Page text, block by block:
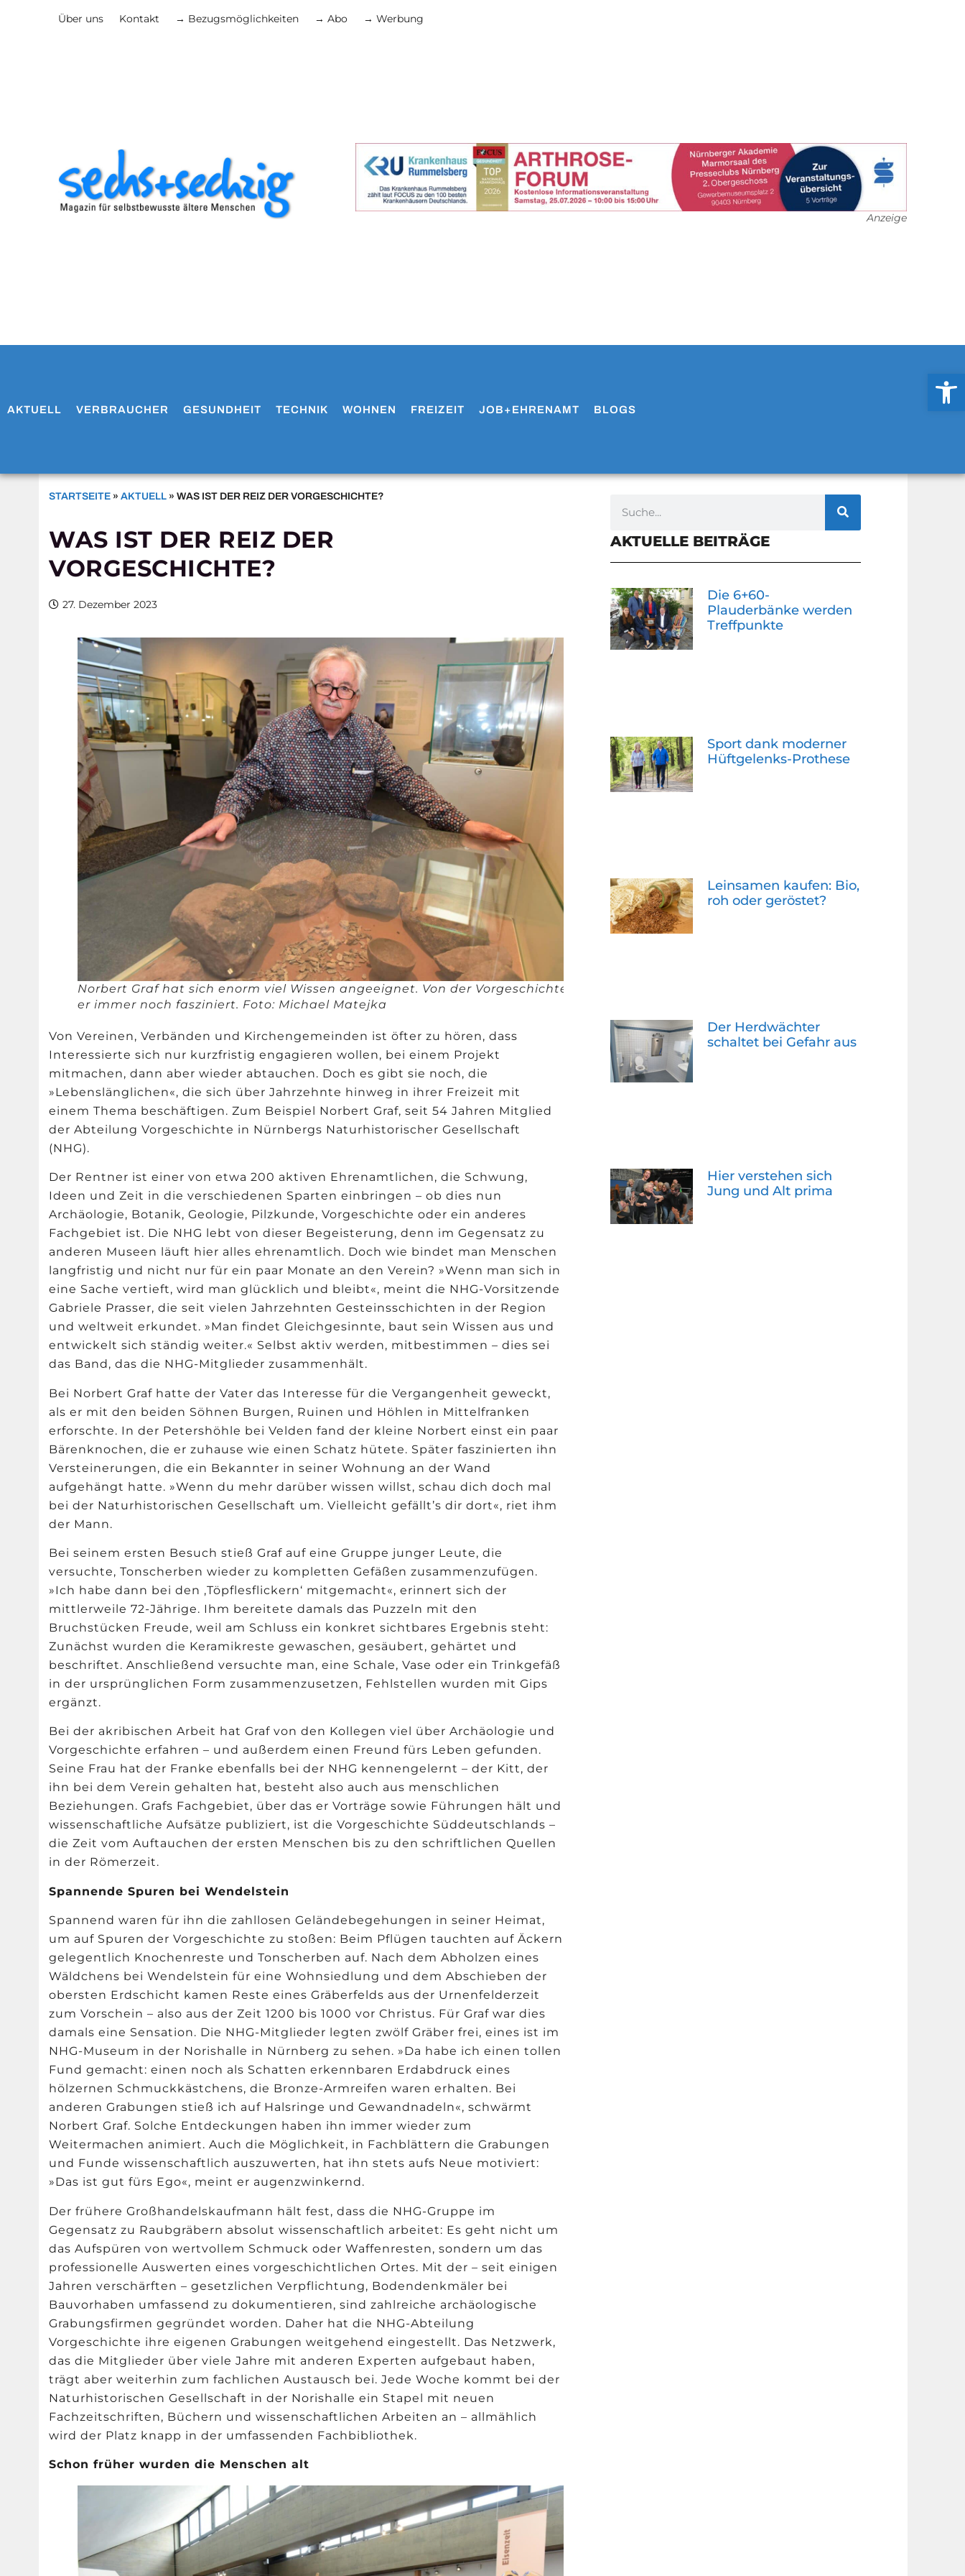
Über uns Kontakt → Bezugsmöglichkeiten → Abo → Werbung
Anzeige
AKTUELL VERBRAUCHER GESUNDHEIT TECHNIK WOHNEN FREIZEIT JOB+EHRENAMT BLOGS
STARTSEITE »AKTUELL »WAS IST DER REIZ DER VORGESCHICHTE?
WAS IST DER REIZ DER
VORGESCHICHTE?
27. Dezember 2023
Norbert Graf hat sich enorm viel Wissen angeeignet. Von der Vorgeschichte ist
er immer noch fasziniert. Foto: Michael Matejka
Von Vereinen, Verbänden und Kirchengemeinden ist öfter zu hören, dass
Interessierte sich nur kurzfristig engagieren wollen, bei einem Projekt
mitmachen, dann aber wieder abtauchen. Doch es gibt sie noch, die
»Lebenslänglichen«, die sich über Jahrzehnte hinweg in ihrer Freizeit mit
einem Thema beschäftigen. Zum Beispiel Norbert Graf, seit 54 Jahren Mitglied
der Abteilung Vorgeschichte in Nürnbergs Naturhistorischer Gesellschaft
(NHG).
Der Rentner ist einer von etwa 200 aktiven Ehrenamtlichen, die Schwung,
Ideen und Zeit in die verschiedenen Sparten einbringen – ob dies nun
Archäologie, Botanik, Geologie, Pilzkunde, Vorgeschichte oder ein anderes
Fachgebiet ist. Die NHG lebt von dieser Begeisterung, denn im Gegensatz zu
anderen Museen läuft hier alles ehrenamtlich. Doch wie bindet man Menschen
langfristig und nicht nur für ein paar Monate an den Verein? »Wenn man sich in
eine Sache vertieft, wird man glücklich und bleibt«, meint die NHG-Vorsitzende
Gabriele Prasser, die seit vielen Jahrzehnten Gesteinsschichten in der Region
und weltweit erkundet. »Man findet Gleichgesinnte, baut sein Wissen aus und
entwickelt sich ständig weiter.« Selbst aktiv werden, mitbestimmen – dies sei
das Band, das die NHG-Mitglieder zusammenhält.
Bei Norbert Graf hatte der Vater das Interesse für die Vergangenheit geweckt,
als er mit den beiden Söhnen Burgen, Ruinen und Höhlen in Mittelfranken
erforschte. In der Petershöhle bei Velden fand der kleine Norbert einst ein paar
Bärenknochen, die er zuhause wie einen Schatz hütete. Später faszinierten ihn
Versteinerungen, die ein Bekannter in seiner Wohnung an der Wand
aufgehängt hatte. »Wenn du mehr darüber wissen willst, schau dich doch mal
bei der Naturhistorischen Gesellschaft um. Vielleicht gefällt’s dir dort«, riet ihm
der Mann.
Bei seinem ersten Besuch stieß Graf auf eine Gruppe junger Leute, die
versuchte, Tonscherben wieder zu kompletten Gefäßen zusammenzufügen.
»Ich habe dann bei den ,Töpflesflickern‘ mitgemacht«, erinnert sich der
mittlerweile 72-Jährige. Ihm bereitete damals das Puzzeln mit den
Bruchstücken Freude, weil am Schluss ein konkret sichtbares Ergebnis steht:
Zunächst wurden die Keramikreste gewaschen, gesäubert, gehärtet und
beschriftet. Anschließend versuchte man, eine Schale, Vase oder ein Trinkgefäß
in der ursprünglichen Form zusammenzusetzen, Fehlstellen wurden mit Gips
ergänzt.
Bei der akribischen Arbeit hat Graf von den Kollegen viel über Archäologie und
Vorgeschichte erfahren – und außerdem einen Freund fürs Leben gefunden.
Seine Frau hat der Franke ebenfalls bei der NHG kennengelernt – der Kitt, der
ihn bei dem Verein gehalten hat, besteht also auch aus menschlichen
Beziehungen. Grafs Fachgebiet, über das er Vorträge sowie Führungen hält und
wissenschaftliche Aufsätze publiziert, ist die Vorgeschichte Süddeutschlands –
die Zeit vom Auftauchen der ersten Menschen bis zu den schriftlichen Quellen
in der Römerzeit.
Spannende Spuren bei Wendelstein
Spannend waren für ihn die zahllosen Geländebegehungen in seiner Heimat,
um auf Spuren der Vorgeschichte zu stoßen: Beim Pflügen tauchten auf Äckern
gelegentlich Knochenreste und Tonscherben auf. Nach dem Abholzen eines
Wäldchens bei Wendelstein für eine Wohnsiedlung und dem Abschieben der
obersten Erdschicht kamen Reste eines Gräberfelds aus der Urnenfelderzeit
zum Vorschein – also aus der Zeit 1200 bis 1000 vor Christus. Für Graf war dies
damals eine Sensation. Die NHG-Mitglieder legten zwölf Gräber frei, eines ist im
NHG-Museum in der Norishalle in Nürnberg zu sehen. »Da habe ich einen tollen
Fund gemacht: einen noch als Schatten erkennbaren Erdabdruck eines
hölzernen Schmuckkästchens, die Bronze-Armreifen waren erhalten. Bei
anderen Grabungen stieß ich auf Halsringe und Gewandnadeln«, schwärmt
Norbert Graf. Solche Entdeckungen haben ihn immer wieder zum
Weitermachen animiert. Auch die Möglichkeit, in Fachblättern die Grabungen
und Funde wissenschaftlich auszuwerten, hat ihn stets aufs Neue motiviert:
»Das ist gut fürs Ego«, meint er augenzwinkernd.
Der frühere Großhandelskaufmann hält fest, dass die NHG-Gruppe im
Gegensatz zu Raubgräbern absolut wissenschaftlich arbeitet: Es geht nicht um
das Aufspüren von wertvollem Schmuck oder Waffenresten, sondern um das
professionelle Auswerten eines vorgeschichtlichen Ortes. Mit der – seit einigen
Jahren verschärften – gesetzlichen Verpflichtung, Bodendenkmäler bei
Bauvorhaben umfassend zu dokumentieren, sind zahlreiche archäologische
Grabungsfirmen gegründet worden. Daher hat die NHG-Abteilung
Vorgeschichte ihre eigenen Grabungen weitgehend eingestellt. Das Netzwerk,
das die Mitglieder über viele Jahre mit anderen Experten aufgebaut haben,
trägt aber weiterhin zum fachlichen Austausch bei. Jede Woche kommt bei der
Naturhistorischen Gesellschaft in der Norishalle ein Stapel mit neuen
Fachzeitschriften, Büchern und wissenschaftlichen Arbeiten an – allmählich
wird der Platz knapp in der umfassenden Fachbibliothek.
Schon früher wurden die Menschen alt
AKTUELLE BEITRÄGE
Die 6+60-
Plauderbänke werden
Treffpunkte
Sport dank moderner
Hüftgelenks-Prothese
Leinsamen kaufen: Bio,
roh oder geröstet?
Der Herdwächter
schaltet bei Gefahr aus
Hier verstehen sich
Jung und Alt prima